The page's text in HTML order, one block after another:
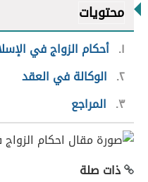
محتويات
١ أحكام الزواج في
٢ الوكالة في العقد
٣
المراجع
ذات صلة